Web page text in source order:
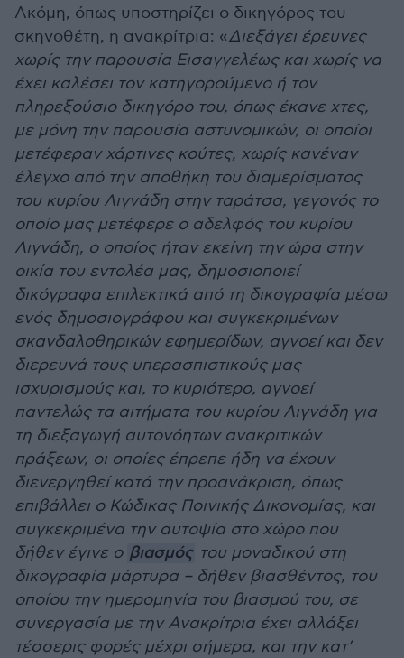
Ακόμη, όπως υποστηρίζει ο δικηγόρος του
σκηνοθέτη, η ανακρίτρια: «Διεξάγει έρευνες
χωρίς την παρουσία Εισαγγελέως και χωρίς να
έχει καλέσει τον κατηγορούμενο ή τον
πληρεξούσιο δικηγόρο του, όπως έκανε χτες,
με μόνη την παρουσία αστυνομικών, οι οποίοι
μετέφεραν χάρτινες κούτες, χωρίς κανέναν
έλεγχο από την αποθήκη του διαμερίσματος
του κυρίου Λιγνάδη στην ταράτσα, γεγονός το
οποίο μας μετέφερε ο αδελφός του κυρίου
Λιγνάδη, ο οποίος ήταν εκείνη την ώρα στην
οικία του εντολέα μας, δημοσιοποιεί
δικόγραφα επιλεκτικά από τη δικογραφία μέσω
ενός δημοσιογράφου και συγκεκριμένων
σκανδαλοθηρικών εφημερίδων, αγνοεί και δεν
διερευνά τους υπερασπιστικούς μας
ισχυρισμούς και, το κυριότερο, αγνοεί
παντελώς τα αιτήματα του κυρίου Λιγνάδη για
τη διεξαγωγή αυτονόητων ανακριτικών
πράξεων, οι οποίες έπρεπε ήδη να έχουν
διενεργηθεί κατά την προανάκριση, όπως
επιβάλλει ο Κώδικας Ποινικής Δικονομίας, και
συγκεκριμένα την αυτοψία στο χώρο που
δήθεν έγινε ο βιασμός του μοναδικού στη
δικογραφία μάρτυρα – δήθεν βιασθέντος, του
οποίου την ημερομηνία του βιασμού του, σε
συνεργασία με την Ανακρίτρια έχει αλλάξει
τέσσερις φορές μέχρι σήμερα, και την κατ’